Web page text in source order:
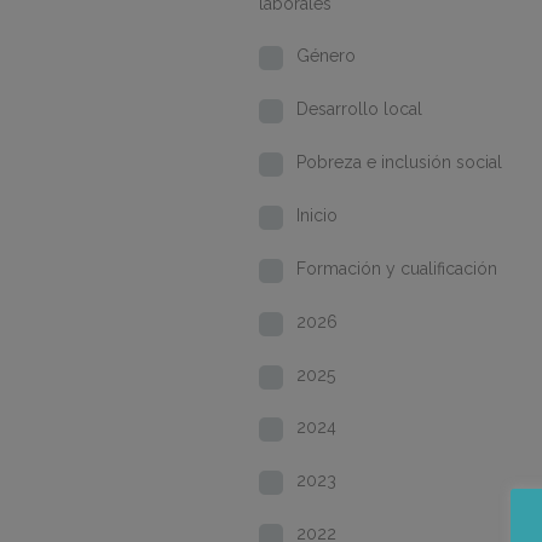
Género
Desarrollo local
Pobreza e inclusión social
Inicio
Formación y cualificación
2026
2025
2024
2023
2022